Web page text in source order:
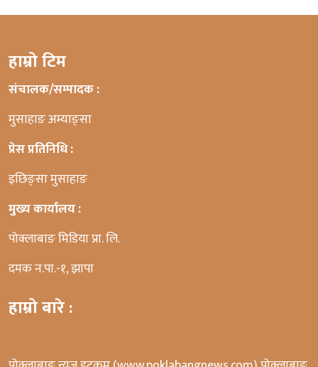
हाम्रो टिम
संचालक/सम्पादक :
मुसाहाङ अम्याङ्सा
प्रेस प्रतिनिधि :
इछिङ्सा मुसाहाङ
मुख्य कार्यालय :
पोक्लाबाङ मिडिया प्रा. लि.
दमक न.पा.-१, झापा
हाम्रो बारे :